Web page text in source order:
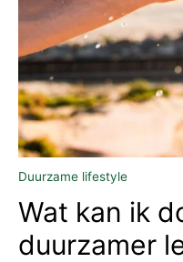
Duurzame lifestyle
Wat kan ik
duurzamer